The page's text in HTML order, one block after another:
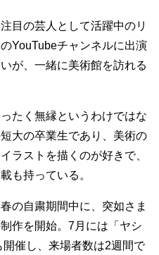
目の芸人として活躍中のリ
YouTubeチャンネルに出演
が、一緒に美術館を訪れる
たく無縁というわけではな
大の卒業生であり、美術の
ラストを描くのが好きで、
も持っている。
の自粛期間中に、突如さま
作を開始。7月には「ヤシ
催し、来場者数は2週間で